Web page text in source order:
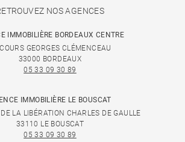
NOS AGENCES
IMMOBILIÈRE BORDEAUX CENTRE
GEORGES CLÉMENCEAU
33000 BORDEAUX
05 33 09 30 89
IMMOBILIÈRE LE BOUSCAT
LA LIBÉRATION CHARLES DE GAULLE
33110 LE BOUSCAT
05 33 09 30 89